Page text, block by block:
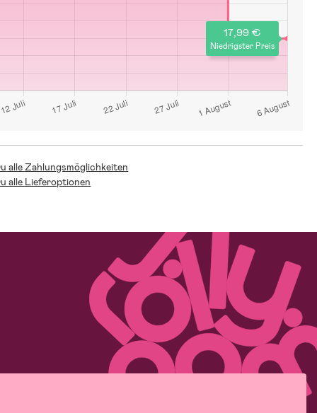
17,99 €
Niedrigster Preis
alle Zahlungsmöglichkeiten
alle Lieferoptionen